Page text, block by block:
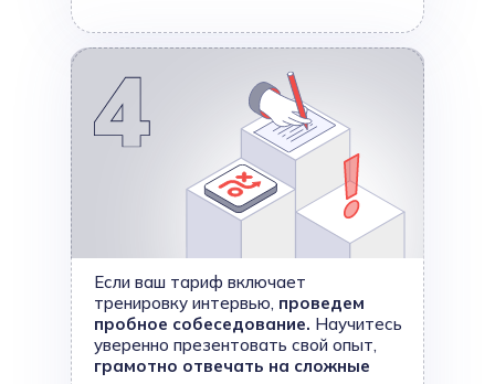
Если ваш тариф включает
тренировку интервью, проведем
пробное собеседование. Научитесь
уверенно презентовать свой опыт,
грамотно отвечать на сложные